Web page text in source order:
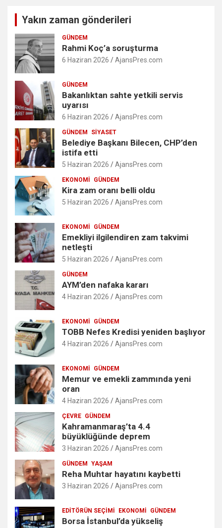
Yakın zaman gönderileri
GÜNDEM
Rahmi Koç’a soruşturma
6 Haziran 2026 AjansPres.com
GÜNDEM
Bakanlıktan sahte yetkili servis
uyarısı
6 Haziran 2026 AjansPres.com
GÜNDEM SIYASET
Belediye Başkanı Bilecen, CHP’den
istifa etti
5 Haziran 2026 AjansPres.com
EKONOMI GÜNDEM
Kira zam oranı belli oldu
5 Haziran 2026 AjansPres.com
EKONOMI GÜNDEM
Emekliyi ilgilendiren zam takvimi
netleşti
5 Haziran 2026 AjansPres.com
GÜNDEM
AYM’den nafaka kararı
4 Haziran 2026 AjansPres.com
EKONOMI GÜNDEM
TOBB Nefes Kredisi yeniden başlıyor
4 Haziran 2026 AjansPres.com
EKONOMI GÜNDEM
Memur ve emekli zammında yeni
oran
4 Haziran 2026 AjansPres.com
ÇEVRE GÜNDEM
Kahramanmaraş’ta 4.4
büyüklüğünde deprem
3 Haziran 2026 AjansPres.com
GÜNDEM YAŞAM
Reha Muhtar hayatını kaybetti
3 Haziran 2026 AjansPres.com
EDITÖRÜN SEÇIMI EKONOMI GÜNDEM
Borsa İstanbul’da yükseliş